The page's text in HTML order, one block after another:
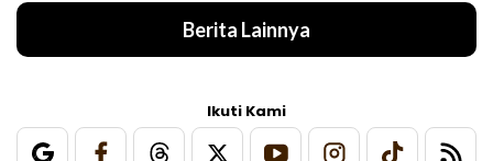
Berita Lainnya
Ikuti Kami